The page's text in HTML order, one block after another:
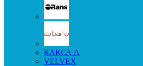
КАКСА А
VELVEX